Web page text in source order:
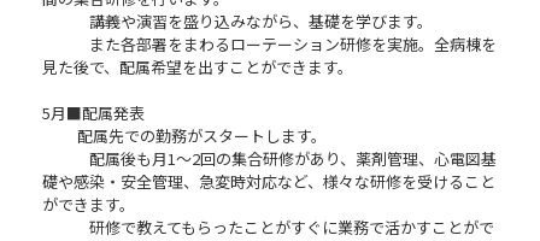
講義や演習を盛り込みながら、基礎を学びます。
また各部署をまわるローテーション研修を実施。全病棟を
見た後で、配属希望を出すことができます。
5月■配属発表
配属先での勤務がスタートします。
配属後も月1～2回の集合研修があり、薬剤管理、心電図基
礎や感染・安全管理、急変時対応など、様々な研修を受けること
ができます。
研修で教えてもらったことがすぐに業務で活かすことがで